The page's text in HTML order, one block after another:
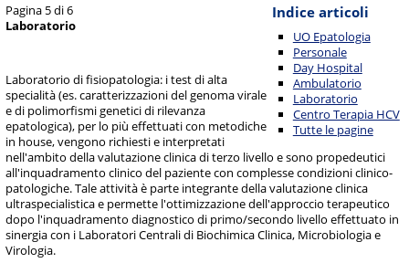
Indice articoli
UO Epatologia
Personale
Day Hospital
Ambulatorio
Laboratorio
Centro Terapia HCV
Tutte le pagine
Pagina 5 di 6
Laboratorio
Laboratorio di fisiopatologia: i test di alta
specialità (es. caratterizzazioni del genoma virale
e di polimorfismi genetici di rilevanza
epatologica), per lo più effettuati con metodiche
in house, vengono richiesti e interpretati
nell'ambito della valutazione clinica di terzo livello e sono propedeutici
all'inquadramento clinico del paziente con complesse condizioni clinico-
patologiche. Tale attività è parte integrante della valutazione clinica
ultraspecialistica e permette l'ottimizzazione dell'approccio terapeutico
dopo l'inquadramento diagnostico di primo/secondo livello effettuato in
sinergia con i Laboratori Centrali di Biochimica Clinica, Microbiologia e
Virologia.